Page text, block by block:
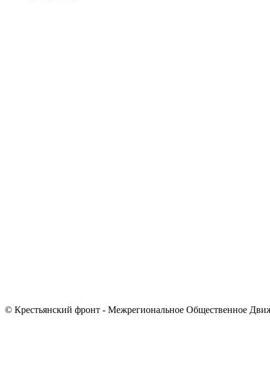
© Крестьянский фронт - Межрегиональное Общественное